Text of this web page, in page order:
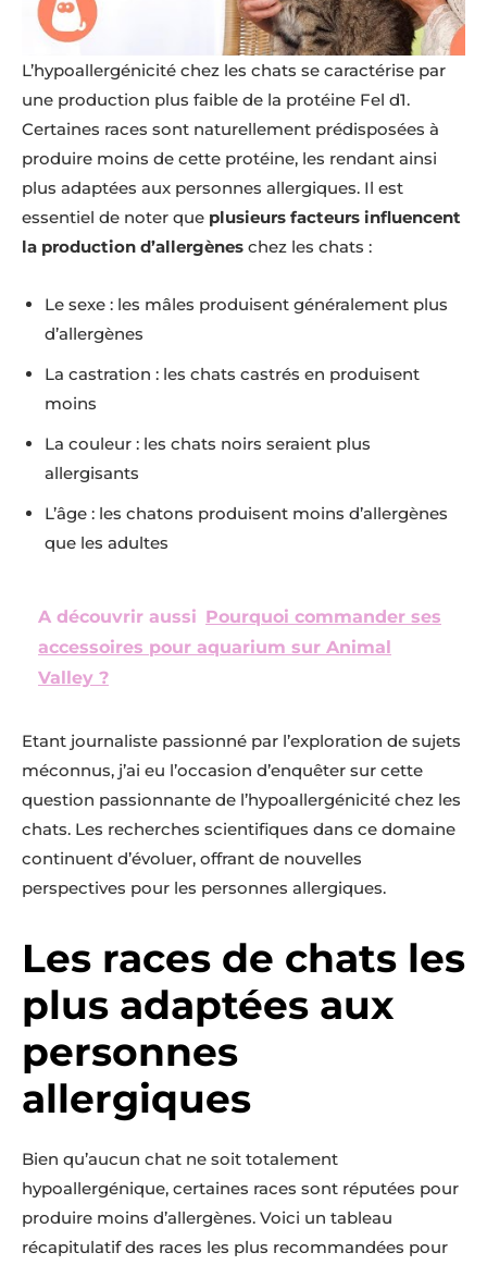
L’hypoallergénicité chez les chats se caractérise par
une production plus faible de la protéine Fel d1.
Certaines races sont naturellement prédisposées à
produire moins de cette protéine, les rendant ainsi
plus adaptées aux personnes allergiques. Il est
essentiel de noter que plusieurs facteurs influencent
la production d’allergènes chez les chats :
Le sexe : les mâles produisent généralement plus
d’allergènes
La castration : les chats castrés en produisent
moins
La couleur : les chats noirs seraient plus
allergisants
L’âge : les chatons produisent moins d’allergènes
que les adultes
A découvrir aussi Pourquoi commander ses
accessoires pour aquarium sur Animal
Valley ?
Etant journaliste passionné par l’exploration de sujets
méconnus, j’ai eu l’occasion d’enquêter sur cette
question passionnante de l’hypoallergénicité chez les
chats. Les recherches scientifiques dans ce domaine
continuent d’évoluer, offrant de nouvelles
perspectives pour les personnes allergiques.
Les races de chats les
plus adaptées aux
personnes
allergiques
Bien qu’aucun chat ne soit totalement
hypoallergénique, certaines races sont réputées pour
produire moins d’allergènes. Voici un tableau
récapitulatif des races les plus recommandées pour